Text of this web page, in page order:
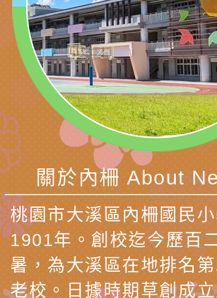
理「115年度515國
導及系列座談活動」
安全宣導
有關衛生福利部辦理
逆境少年家庭支持服
員專業輔導及效能精
北、中、南共3場次
訓練
轉知社團法人中華民
礙聯盟辦理「2026
少意見交流大會」簡
台灣遊戲治療學會將
月至8月舉辦「空間
多元文化遊戲室之規
造」、「阿德勒心理
學諮商輔導的應用」
不只是遊戲 - 兒童遊
門工作坊 （中部場
檢送行政院新聞傳播
月份公共服務政策溝
桃園市龜山區大坑國
理114學年度整合性
育講座「爸媽不暴走
成長」
台灣遊戲治療學會
日舉辦「空間的療癒
文化遊戲室之規畫與
檢送衛生福利部「政
材應注意之可及性格
有關本市桃園區中埔
「桃園市115年度兒
情緒管理訓練-獨輪
施計畫」
有關國立羅東高級中
「生命教育議題深化
議題論壇與生命塔羅
檢送LED跑馬燈文字
託播影片
有關教育部特殊教育
團學前及國中小身障
有關國立臺中教育大
關於內柵 About
桃園市大溪區內柵國民
1901年。創校迄今歷百
暑，為大溪區在地排名
老校。日據時期草創成